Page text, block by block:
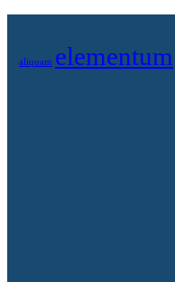
aliquam elementum